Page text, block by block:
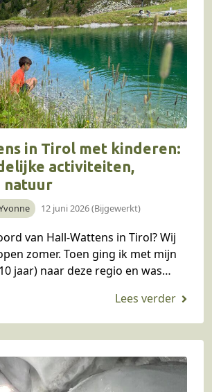
in Tirol met kinderen:
activiteiten,
natuur
12 juni 2026 (Bijgewerkt)
van Hall-Wattens in Tirol? Wij
zomer. Toen ging ik met mijn
jaar) naar deze regio en was